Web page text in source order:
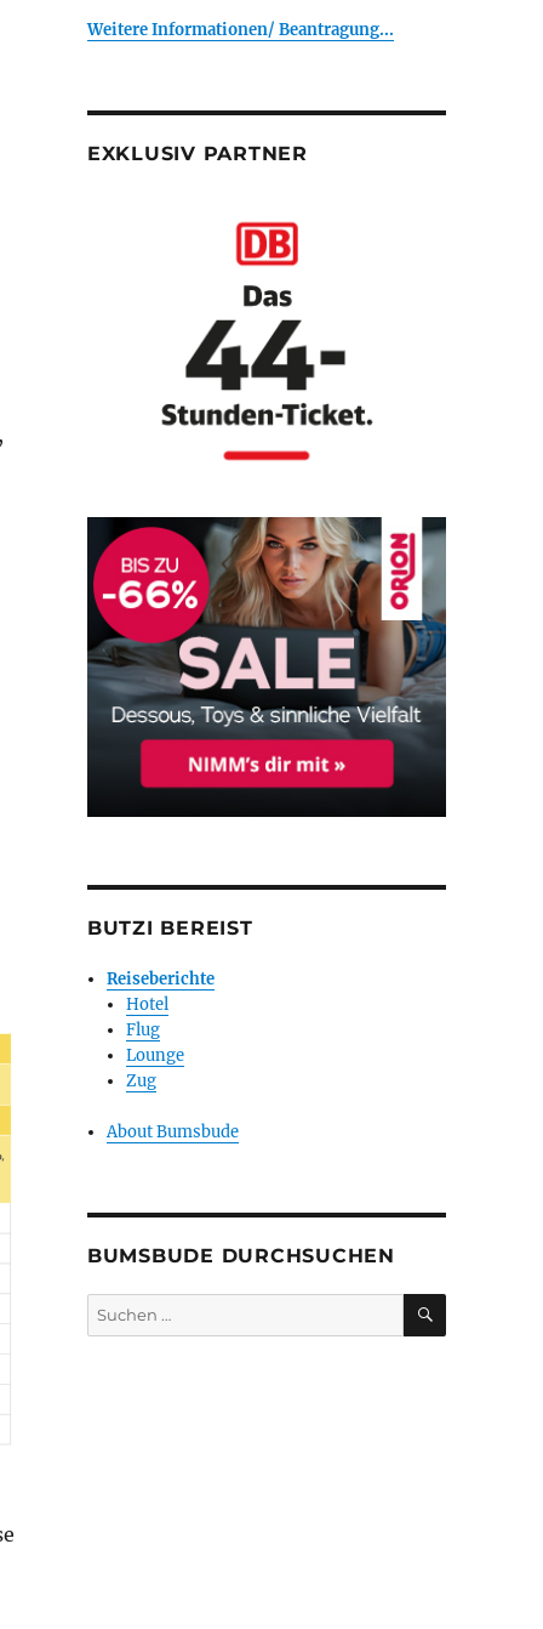
Weitere Informationen/ Beantragung...
EXKLUSIV PARTNER
BUTZI BEREIST
Reiseberichte
Hotel
Flug
Lounge
Zug
About Bumsbude
BUMSBUDE DURCHSUCHEN
Suche
nach:
SUCHEN